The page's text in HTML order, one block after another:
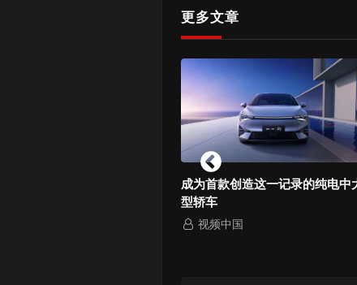
更多文章
成为首款创造这一记录的纯电中大
型轿车
视频中国